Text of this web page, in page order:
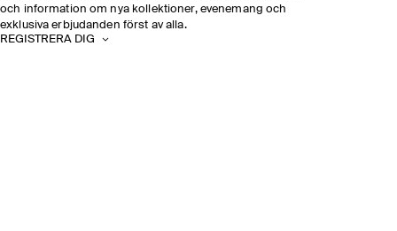
och information om nya kollektioner, evenemang och
exklusiva erbjudanden först av alla.
REGISTRERA DIG